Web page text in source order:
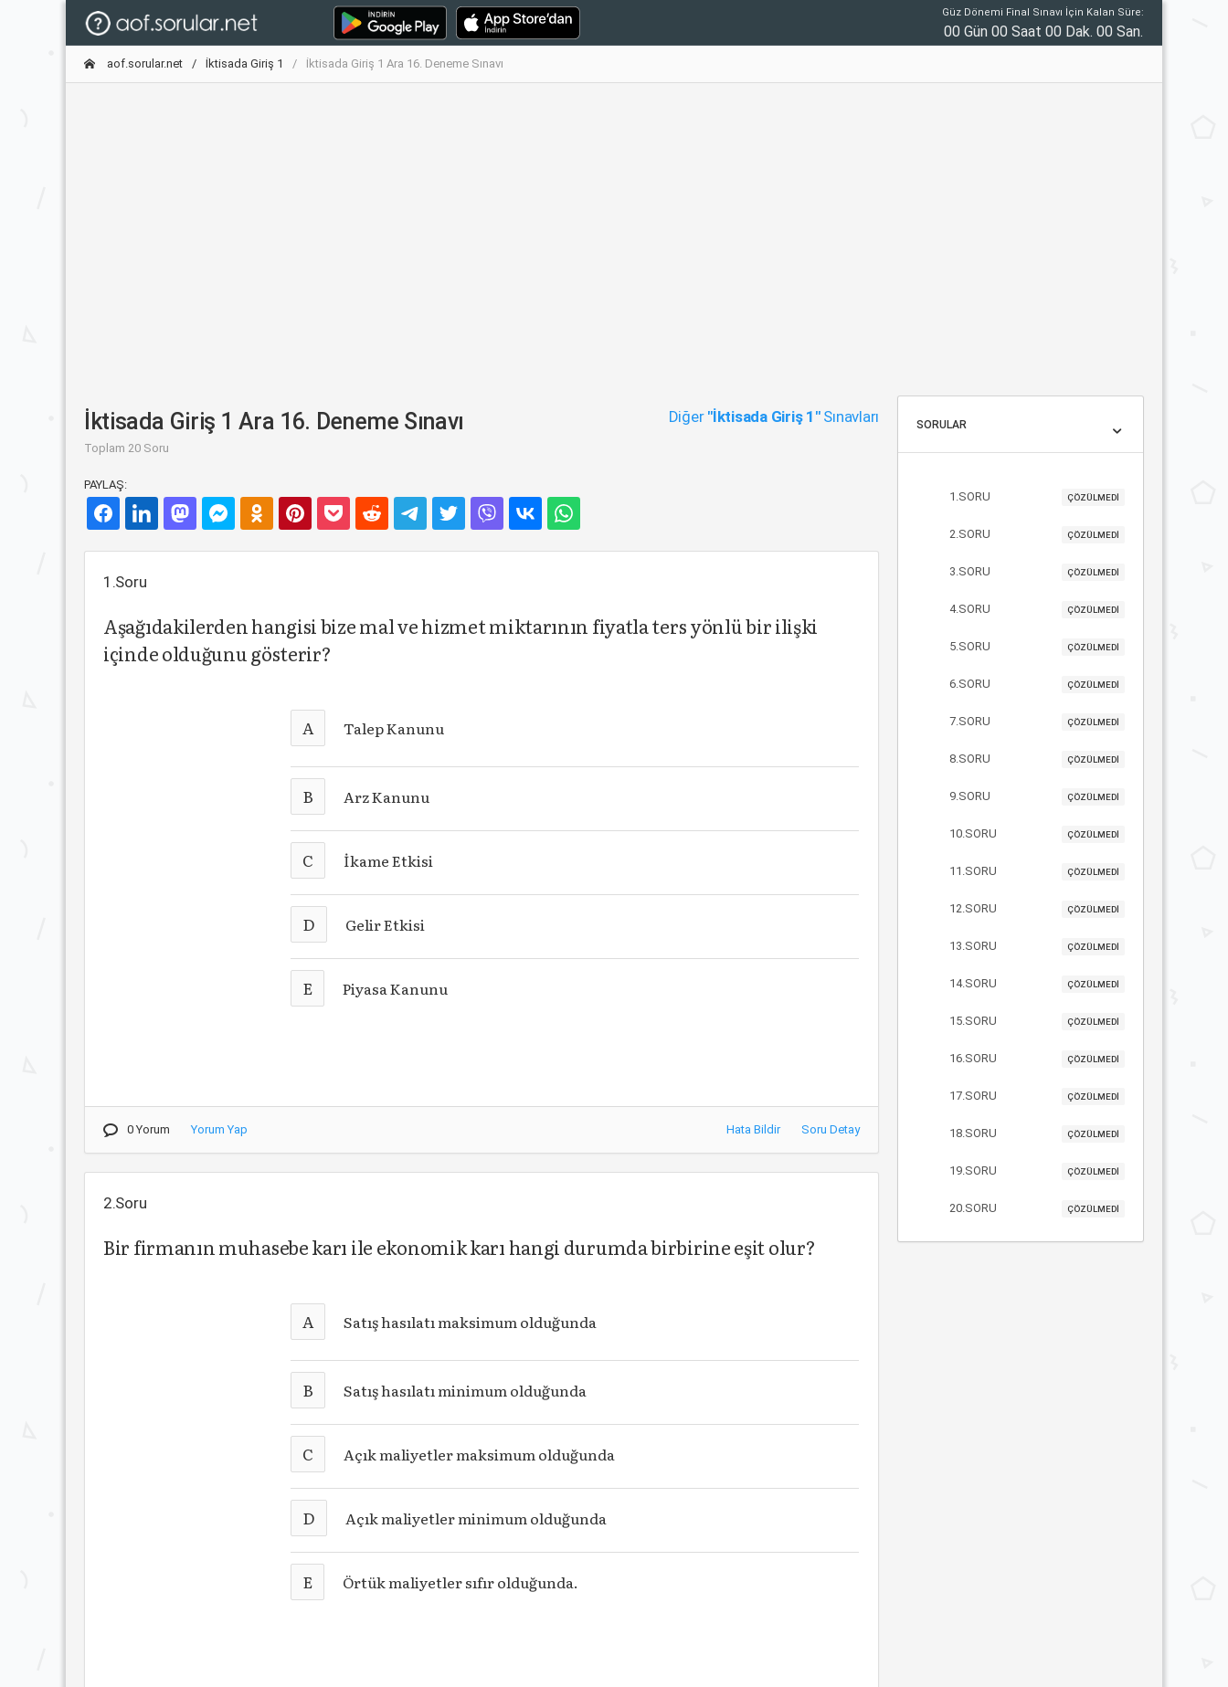
Güz Dönemi Final Sınavı İçin Kalan Süre:
00 Gün 00 Saat 00 Dak. 00 San.
aof.sorular.net İktisada Giriş 1 İktisada Giriş 1 Ara 16. Deneme Sınavı
İktisada Giriş 1 Ara 16. Deneme Sınavı
Toplam 20 Soru
Diğer "İktisada Giriş 1"Sınavları
PAYLAŞ:
1.Soru
Aşağıdakilerden hangisi bize mal ve hizmet miktarının fiyatla ters yönlü bir ilişki
içinde olduğunu gösterir?
A Talep Kanunu
B Arz Kanunu
C İkame Etkisi
D Gelir Etkisi
E Piyasa Kanunu
0 Yorum Yorum Yap Hata Bildir Soru Detay
2.Soru
Bir firmanın muhasebe karı ile ekonomik karı hangi durumda birbirine eşit olur?
A Satış hasılatı maksimum olduğunda
B Satış hasılatı minimum olduğunda
C Açık maliyetler maksimum olduğunda
D Açık maliyetler minimum olduğunda
E Örtük maliyetler sıfır olduğunda.
SORULAR
1.SORU ÇÖZÜLMEDİ
2.SORU ÇÖZÜLMEDİ
3.SORU ÇÖZÜLMEDİ
4.SORU ÇÖZÜLMEDİ
5.SORU ÇÖZÜLMEDİ
6.SORU ÇÖZÜLMEDİ
7.SORU ÇÖZÜLMEDİ
8.SORU ÇÖZÜLMEDİ
9.SORU ÇÖZÜLMEDİ
10.SORU ÇÖZÜLMEDİ
11.SORU ÇÖZÜLMEDİ
12.SORU ÇÖZÜLMEDİ
13.SORU ÇÖZÜLMEDİ
14.SORU ÇÖZÜLMEDİ
15.SORU ÇÖZÜLMEDİ
16.SORU ÇÖZÜLMEDİ
17.SORU ÇÖZÜLMEDİ
18.SORU ÇÖZÜLMEDİ
19.SORU ÇÖZÜLMEDİ
20.SORU ÇÖZÜLMEDİ